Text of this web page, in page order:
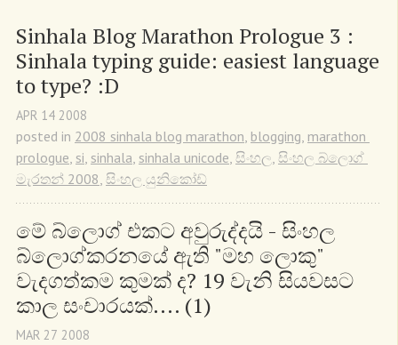
Sinhala Blog Marathon Prologue 3 :
Sinhala typing guide: easiest language
to type? :D
APR 14 2008
posted in 2008 sinhala blog marathon blogging marathon
prologue si sinhala sinhala unicode සිංහල සිංහල බ්ලොග්
මැරතන් 2008 සිංහල යුනිකෝඩ්
මේ බ්ලොග් එකට අවුරුද්දයි - සිංහල
බ්ලොග්කරනයේ ඇති "මහ ලොකු"
වැදගත්කම කුමක් ද? 19 වැනි සියවසට
කාල සංචාරයක්.... (1)
MAR 27 2008